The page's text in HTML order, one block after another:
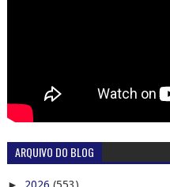
ARQUIVO DO BLOG